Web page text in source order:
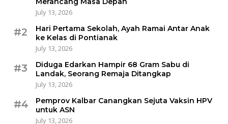
July 13, 2026
#2
Hari Pertama Sekolah, Ayah Ramai Antar Anak
ke Kelas di Pontianak
July 13, 2026
#3
Diduga Edarkan Hampir 68 Gram Sabu di
Landak, Seorang Remaja Ditangkap
July 13, 2026
#4
Pemprov Kalbar Canangkan Sejuta Vaksin HPV
untuk ASN
July 13, 2026